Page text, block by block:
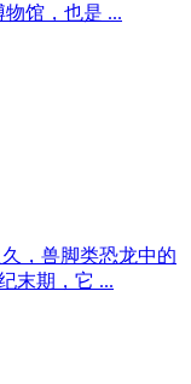
馆，也是 ...
，兽脚类恐龙中的
末期，它 ...